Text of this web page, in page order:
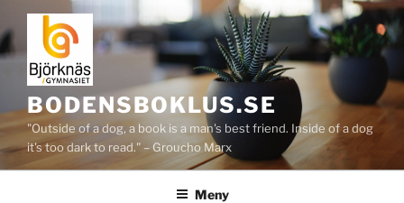
Hoppa
till
innehåll
BODENSBOKLUS.SE
"Outside of a dog, a book is a man's best friend. Inside of a dog
it's too dark to read." – Groucho Marx
Meny